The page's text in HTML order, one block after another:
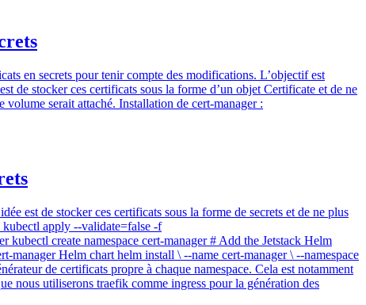
en secrets pour tenir compte des modifications. L’objectif est
de stocker ces certificats sous la forme d’un objet Certificate et de ne
serait attaché. Installation de cert-manager :
est de stocker ces certificats sous la forme de secrets et de ne plus
kubectl apply --validate=false -f
kubectl create namespace cert-manager # Add the Jetstack Helm
Helm chart helm install \ --name cert-manager \ --namespace
de certificats propre à chaque namespace. Cela est notamment
nous utiliserons traefik comme ingress pour la génération des